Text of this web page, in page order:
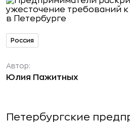
Россия
Автор:
Юлия Пажитных
Петербургские